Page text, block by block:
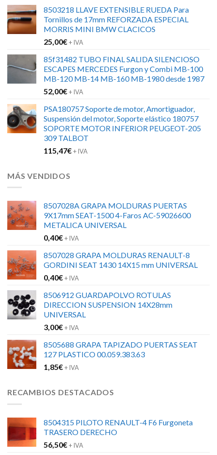
original
era:
152,00€.
actual
es:
120,00€.
8503218 LLAVE EXTENSIBLE RUEDA Para
Tornillos de 17mm REFORZADA ESPECIAL
MORRIS MINI BMW CLACICOS
25,00€+ IVA
85f31482 TUBO FINAL SALIDA SILENCIOSO
ESCAPES MERCEDES Furgon y Combi MB-100
MB-120 MB-14 MB-160 MB-1980 desde 1987
52,00€+ IVA
PSA180757 Soporte de motor, Amortiguador,
Suspensión del motor, Soporte elástico 180757
SOPORTE MOTOR INFERIOR PEUGEOT-205
309 TALBOT
115,47€+ IVA
MÁS VENDIDOS
8507028A GRAPA MOLDURAS PUERTAS
9X17mm SEAT-1500 4-Faros AC-59026600
METALICA UNIVERSAL
0,40€+ IVA
8507028 GRAPA MOLDURAS RENAULT-8
GORDINI SEAT 1430 14X15 mm UNIVERSAL
0,40€+ IVA
8506912 GUARDAPOLVO ROTULAS
DIRECCION SUSPENSION 14X28mm
UNIVERSAL
3,00€+ IVA
8505688 GRAPA TAPIZADO PUERTAS SEAT
127 PLASTICO 00.059.383.63
1,85€+ IVA
RECAMBIOS DESTACADOS
8504315 PILOTO RENAULT-4 F6 Furgoneta
TRASERO DERECHO
56,50€+ IVA